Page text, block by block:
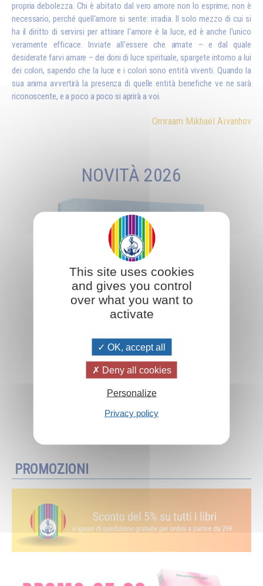
propria debolezza. Chi è abitato dal vero amore non lo esprime; non è
necessario, perché quell'amore si sente: irradia. Il solo mezzo di cui si
ha il diritto di servirsi per attirare l'amore è la luce, ed è anche l'unico
veramente efficace. Inviate all'essere che amate – e dal quale
desiderate farvi amare – dei doni di luce spirituale, spargete intorno a lui
dei colori, sapendo che la luce e i colori sono entità viventi. Quando la
sua anima avvertirà la presenza di quelle entità benefiche ve ne sarà
riconoscente, e a poco a poco si aprirà a voi.
Omraam Mikhaël Aïvanhov
NOVITÀ 2026
PROMOZIONI
This site uses cookies
and gives you control
over what you want to
activate
OK, accept all
Deny all cookies
Personalize
Privacy policy